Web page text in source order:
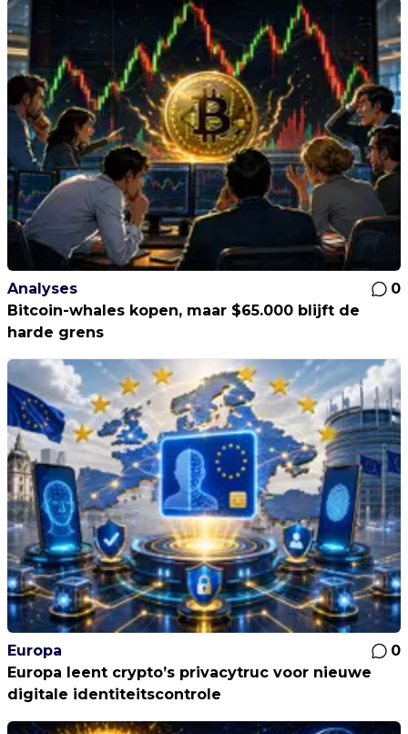
Analyses
0
Bitcoin-whales kopen, maar $65.000 blijft de
harde grens
Europa
0
Europa leent crypto’s privacytruc voor nieuwe
digitale identiteitscontrole